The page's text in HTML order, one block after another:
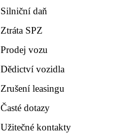
Silniční daň
Ztráta SPZ
Prodej vozu
Dědictví vozidla
Zrušení leasingu
Časté dotazy
Užitečné kontakty